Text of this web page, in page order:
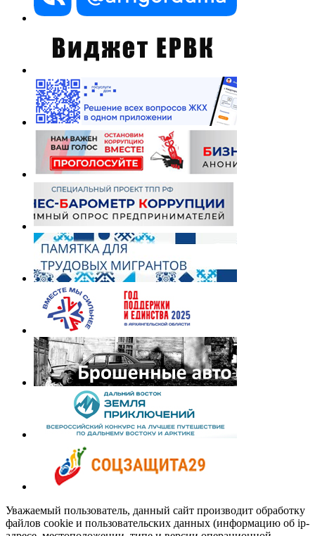
Уважаемый пользователь, данный сайт производит обработку
файлов cookie и пользовательских данных (информацию об ip-